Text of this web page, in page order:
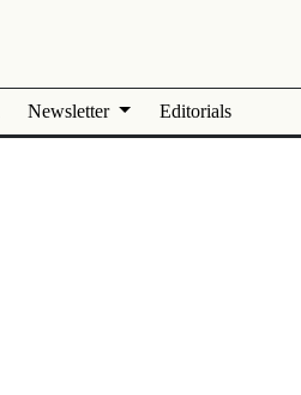
Newsletter Editorials